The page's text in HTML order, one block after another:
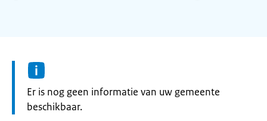
Informatie:
Er is nog geen informatie van uw gemeente
beschikbaar.